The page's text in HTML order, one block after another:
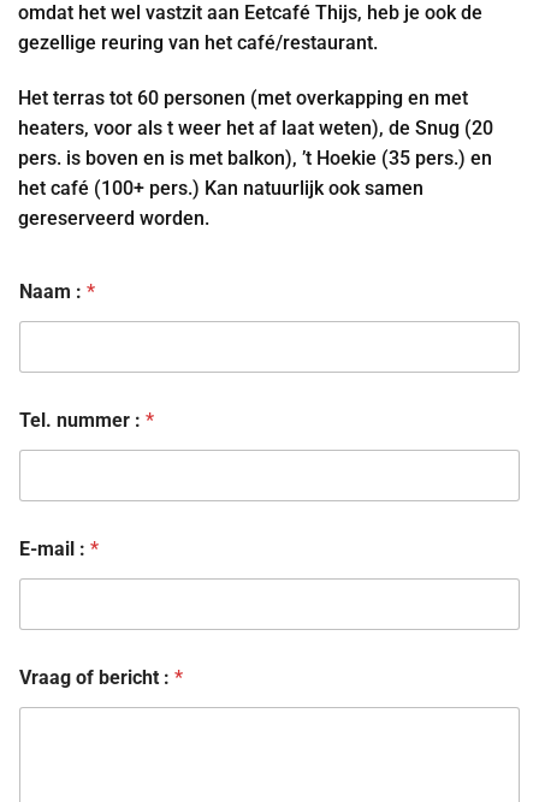
omdat het wel vastzit aan Eetcafé Thijs, heb je ook de
gezellige reuring van het café/restaurant.
Het terras tot 60 personen (met overkapping en met
heaters, voor als t weer het af laat weten), de Snug (20
pers. is boven en is met balkon), ’t Hoekie (35 pers.) en
het café (100+ pers.) Kan natuurlijk ook samen
gereserveerd worden.
Naam : *
Tel. nummer : *
E-mail : *
Vraag of bericht : *